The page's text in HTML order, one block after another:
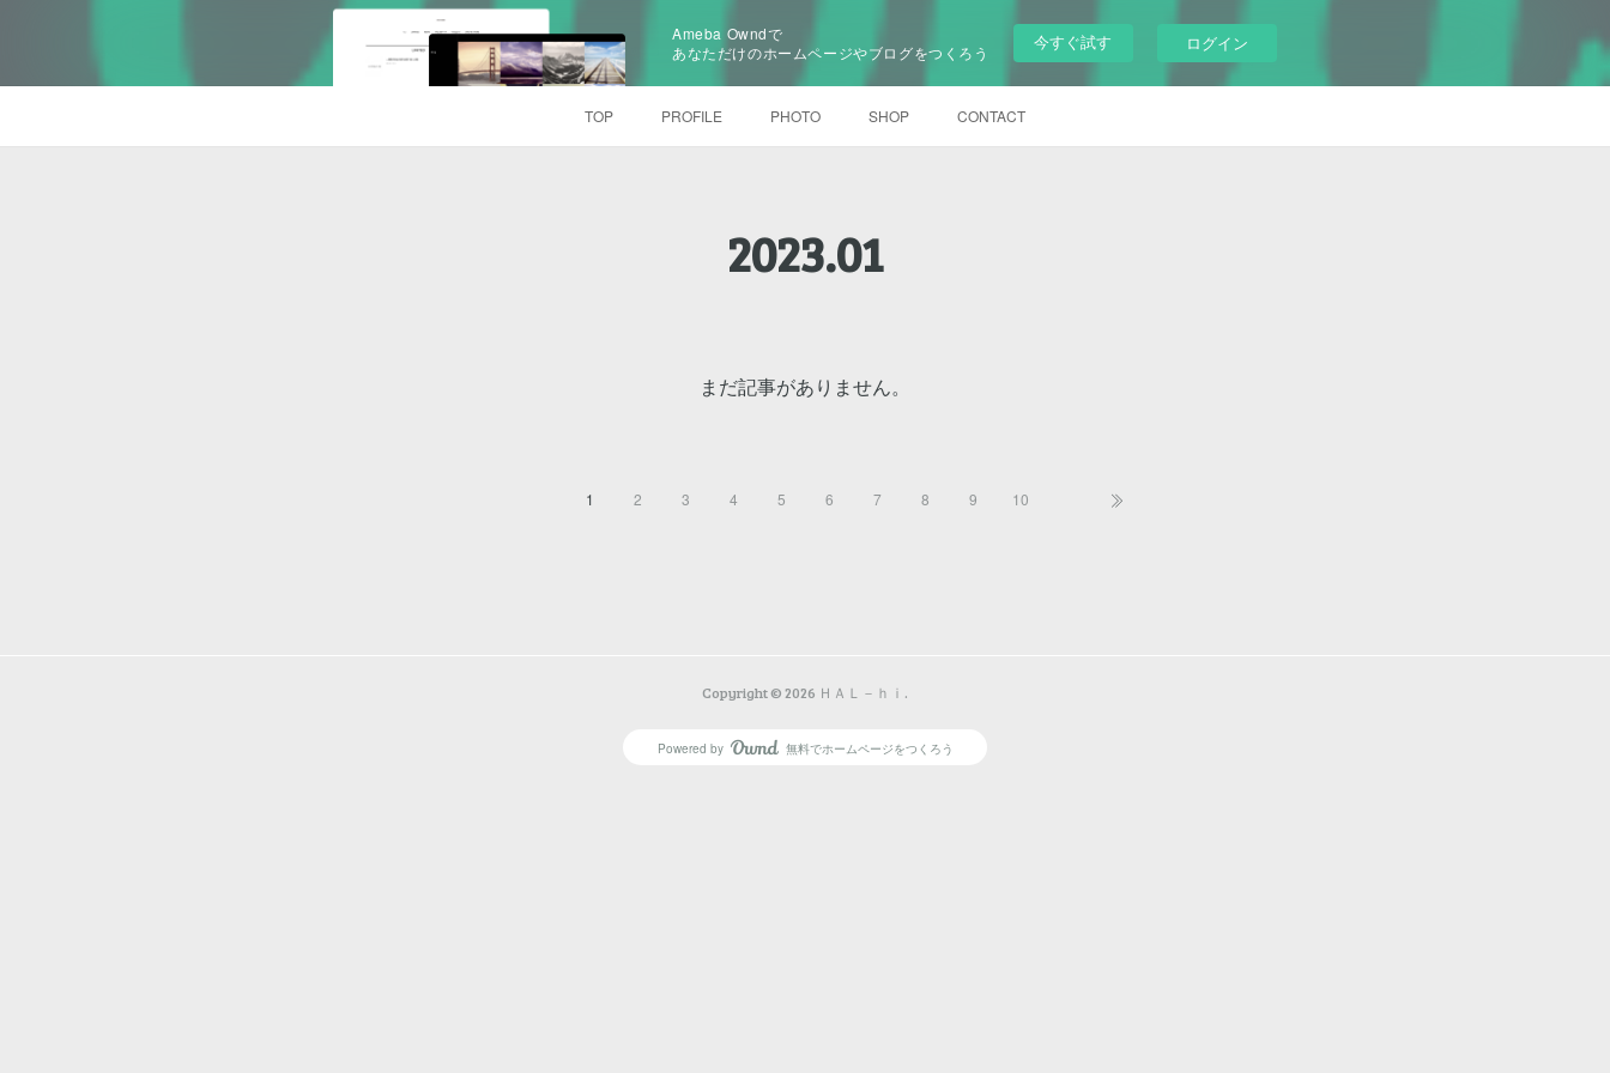
Ameba Owndで
あなただけのホームページやブログをつくろう
今すぐ試す ログイン
TOP PROFILE PHOTO SHOP CONTACT
2023.01
まだ記事がありません。
1 2 3 4 5 6 7 8 9 10
Copyright ©2026 ＨＡＬ－ｈｉ .
Powered by AmebaOwnd
無料でホームページをつくろう